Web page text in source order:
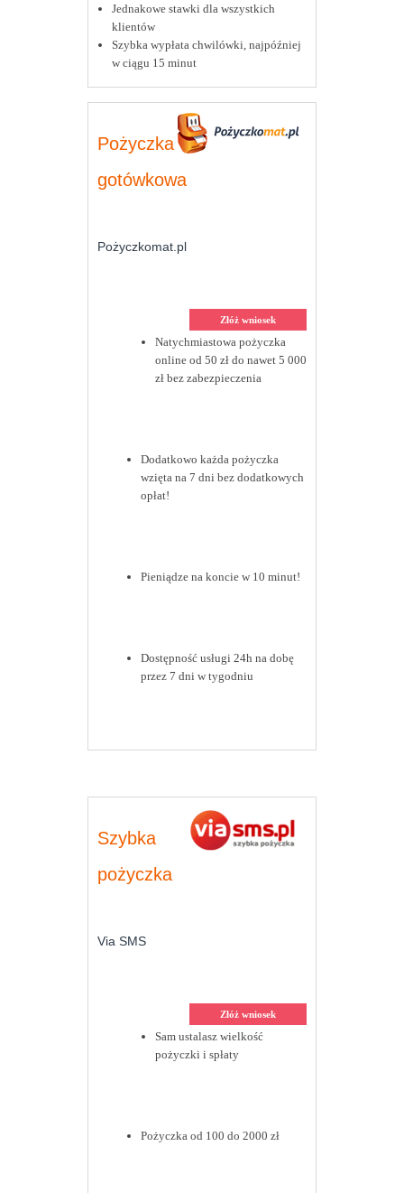
Jednakowe stawki dla wszystkich
klientów
Szybka wypłata chwilówki, najpóźniej
w ciągu 15 minut
Pożyczka
gotówkowa
Pożyczkomat.pl
Złóż wniosek
Natychmiastowa pożyczka
online od 50 zł do nawet 5 000
zł bez zabezpieczenia
Dodatkowo każda pożyczka
wzięta na 7 dni bez dodatkowych
opłat!
Pieniądze na koncie w 10 minut!
Dostępność usługi 24h na dobę
przez 7 dni w tygodniu
Szybka
pożyczka
Via SMS
Złóż wniosek
Sam ustalasz wielkość
pożyczki i spłaty
Pożyczka od 100 do 2000 zł